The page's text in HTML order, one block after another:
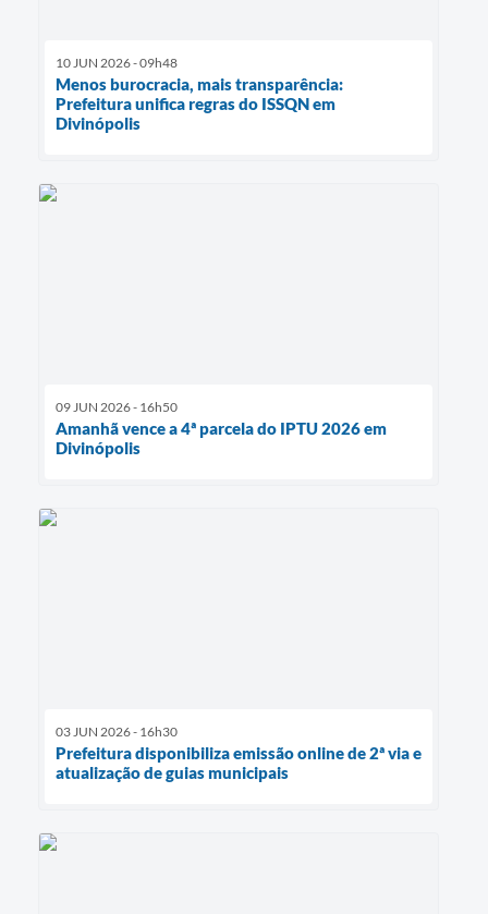
10 JUN 2026 - 09h48
Menos burocracia, mais transparência:
Prefeitura unifica regras do ISSQN em
Divinópolis
09 JUN 2026 - 16h50
Amanhã vence a 4ª parcela do IPTU 2026 em
Divinópolis
03 JUN 2026 - 16h30
Prefeitura disponibiliza emissão online de 2ª via e
atualização de guias municipais